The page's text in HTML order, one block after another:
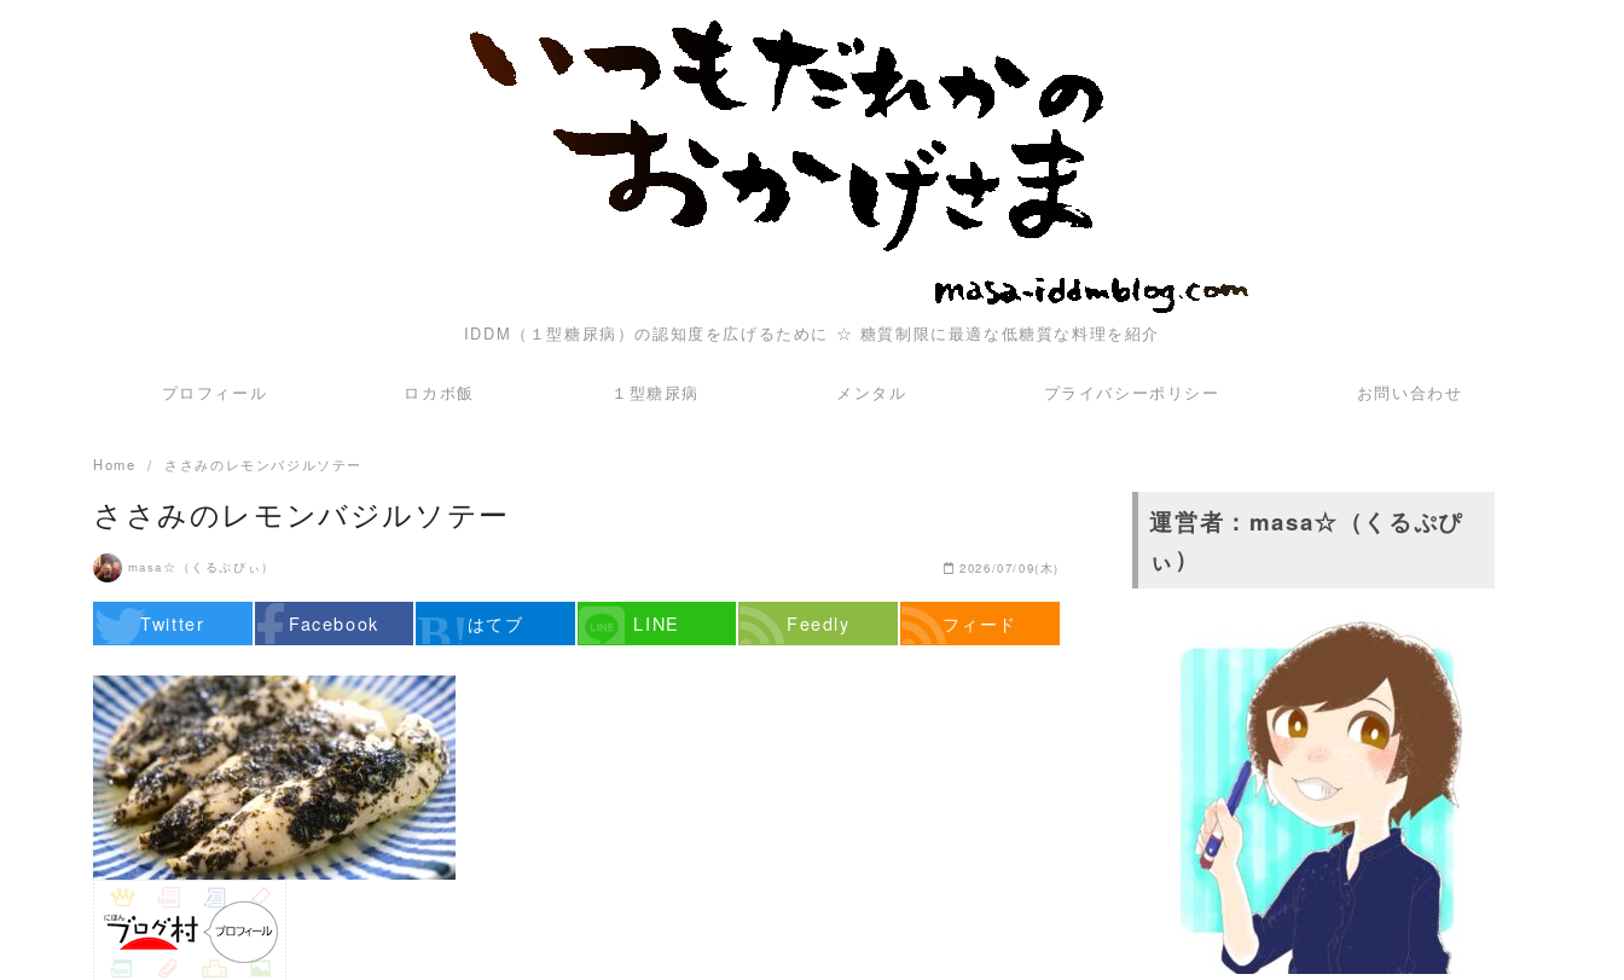
IDDM（１型糖尿病）の認知度を広げるために ☆ 糖質制限に最適な低糖質な料理を紹介
プロフィール ロカボ飯 １型糖尿病 メンタル プライバシーポリシー お問い合わせ
Home ささみのレモンバジルソテー
ささみのレモンバジルソテー
masa☆（くるぷぴぃ） 2026/07/09(木)
Twitter Facebook はてブ LINE Feedly フィード
運営者：masa☆（くるぷぴ
ぃ）